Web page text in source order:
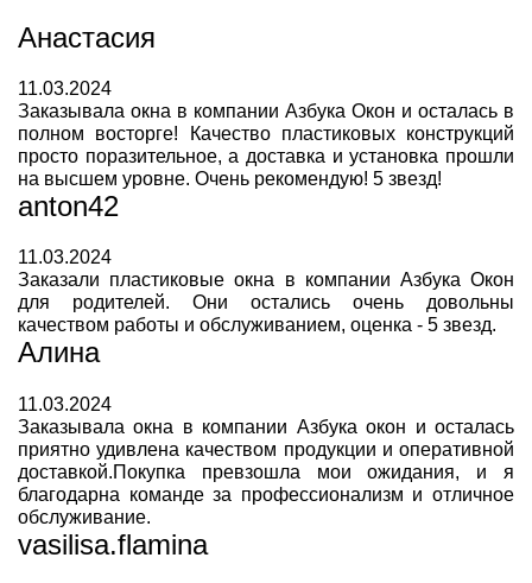
Анастасия
11.03.2024
Заказывала окна в компании Азбука Окон и осталась в
полном восторге! Качество пластиковых конструкций
просто поразительное, а доставка и установка прошли
на высшем уровне. Очень рекомендую! 5 звезд!
anton42
11.03.2024
Заказали пластиковые окна в компании Азбука Окон
для родителей. Они остались очень довольны
качеством работы и обслуживанием, оценка - 5 звезд.
Алина
11.03.2024
Заказывала окна в компании Азбука окон и осталась
приятно удивлена качеством продукции и оперативной
доставкой.Покупка превзошла мои ожидания, и я
благодарна команде за профессионализм и отличное
обслуживание.
vasilisa.flamina